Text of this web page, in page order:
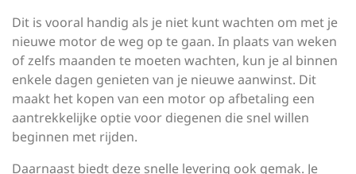
Dit is vooral handig als je niet kunt wachten om met je
nieuwe motor de weg op te gaan. In plaats van weken
of zelfs maanden te moeten wachten, kun je al binnen
enkele dagen genieten van je nieuwe aanwinst. Dit
maakt het kopen van een motor op afbetaling een
aantrekkelijke optie voor diegenen die snel willen
beginnen met rijden.
Daarnaast biedt deze snelle levering ook gemak. Je